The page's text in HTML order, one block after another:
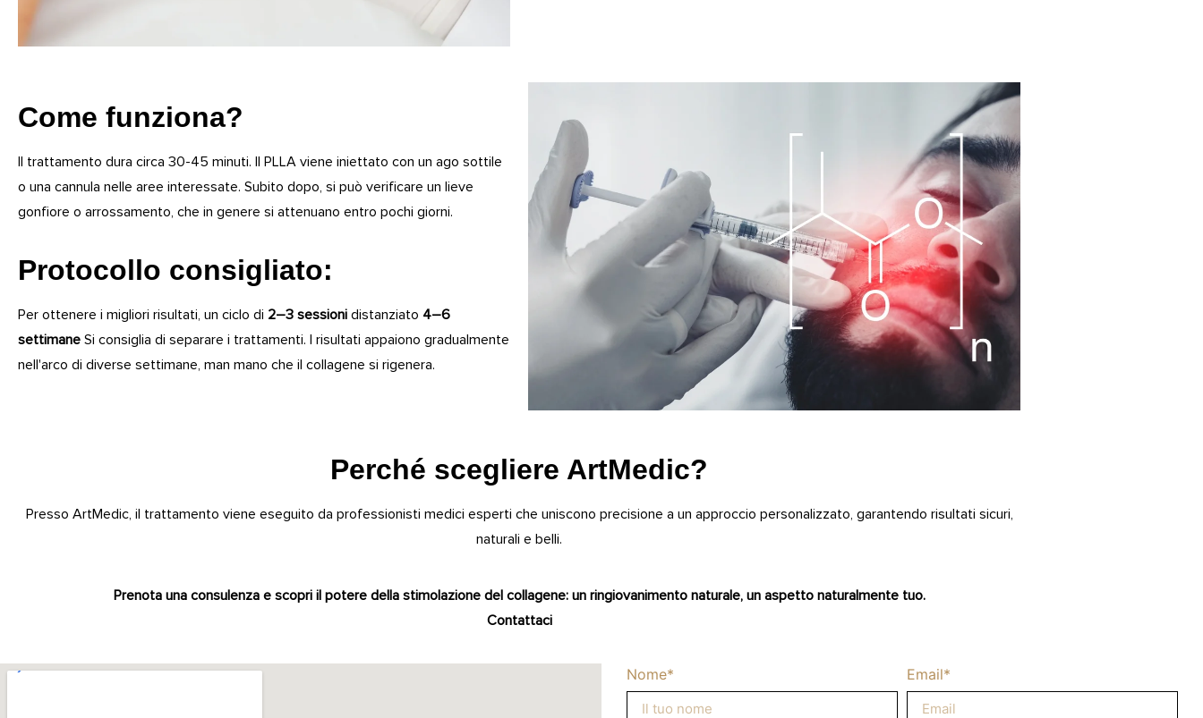
Come funziona?
Il trattamento dura circa 30-45 minuti. Il PLLA viene iniettato con un ago sottile
o una cannula nelle aree interessate. Subito dopo, si può verificare un lieve
gonfiore o arrossamento, che in genere si attenuano entro pochi giorni.
Protocollo consigliato:
Per ottenere i migliori risultati, un ciclo di 2–3 sessioni distanziato 4–6
settimane Si consiglia di separare i trattamenti. I risultati appaiono gradualmente
nell'arco di diverse settimane, man mano che il collagene si rigenera.
Perché scegliere ArtMedic?
Presso ArtMedic, il trattamento viene eseguito da professionisti medici esperti che uniscono precisione a un approccio personalizzato, garantendo risultati sicuri,
naturali e belli.
Prenota una consulenza e scopri il potere della stimolazione del collagene: un ringiovanimento naturale, un aspetto naturalmente tuo.
Contattaci
Nome* Email*